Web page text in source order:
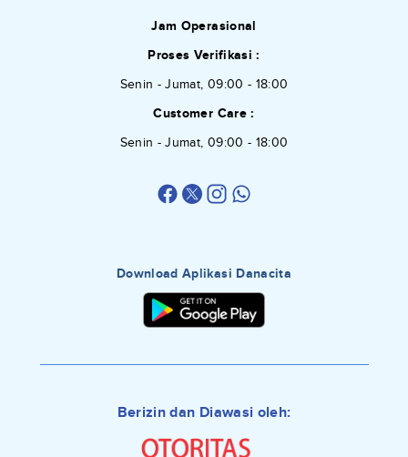
Jam Operasional
Proses Verifikasi :
Senin - Jumat, 09:00 - 18:00
Customer Care :
Senin - Jumat, 09:00 - 18:00
Download Aplikasi Danacita
Berizin dan Diawasi oleh: